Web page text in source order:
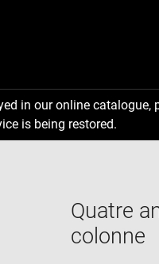
in our online
is being restored.
Quatre
colonne